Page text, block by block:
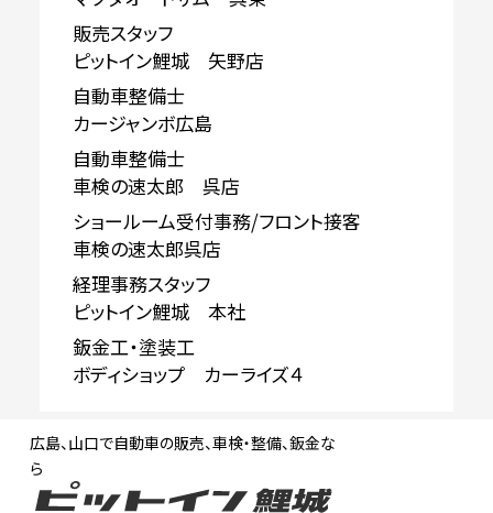
販売スタッフ
ピットイン鯉城 矢野店
自動車整備士
カージャンボ広島
自動車整備士
車検の速太郎 呉店
ショールーム受付事務/フロント接客
車検の速太郎呉店
経理事務スタッフ
ピットイン鯉城 本社
鈑金工・塗装工
ボディショップ カーライズ４
広島、山口で自動車の販売、車検・整備、鈑金な
ら